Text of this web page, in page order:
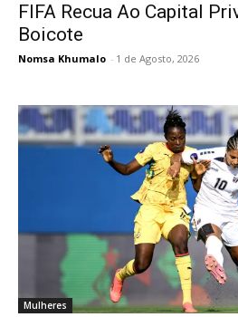
FIFA Recua Ao Capital
Boicote
Nomsa Khumalo - 1 de Agosto, 2026
Mulheres